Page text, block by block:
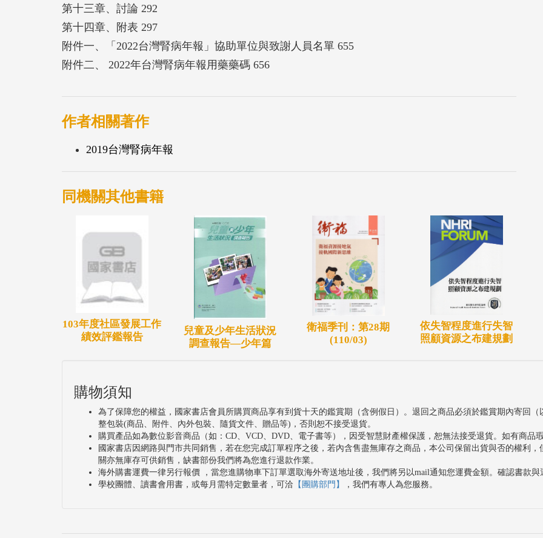
第十三章、討論 292
第十四章、附表 297
附件一、「2022台灣腎病年報」協助單位與致謝人員名單 655
附件二、 2022年台灣腎病年報用藥藥碼 656
作者相關著作
2019台灣腎病年報
同機關其他書籍
103年度社區發展工作
績效評鑑報告
兒童及少年生活狀況
調查報告—少年篇
衛福季刊：第28期
(110/03)
依失智程度進行失智
照顧資源之布建規劃
購物須知
為了保障您的權益，國家書店會員所購買商品享有到貨十天的鑑賞期（含例假日）。退回之商品必須於鑑賞期內寄回
整包裝(商品、附件、內外包裝、隨貨文件、贈品等)，否則恕不接受退貨。
購買產品如為數位影音商品（如：CD、VCD、DVD、電子書等），因受智慧財產權保護，恕無法接受退貨。如有商品
國家書店因網路與門市共同銷售，若在您完成訂單程序之後，若內含售盡無庫存之商品，本公司保留出貨與否的權利
關亦無庫存可供銷售，缺書部份我們將為您進行退款作業。
海外購書運費一律另行報價 ，當您進購物車下訂單選取海外寄送地址後，我們將另以mail通知您運費金額。確認書款
學校團體、讀書會用書，或每月需特定數量者，可洽 【團購部門】 ，我們有專人為您服務。